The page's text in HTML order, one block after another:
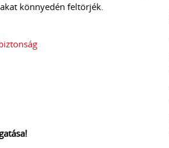
könnyedén feltörjék.